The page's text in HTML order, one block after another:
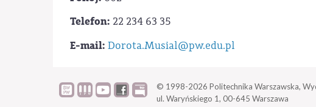
Telefon: 22 234 63 35
E-mail: Dorota.Musial@pw.edu.pl
© 1998-2026 Politechnika Warszawska,
ul. Waryńskiego 1, 00-645 Warszawa